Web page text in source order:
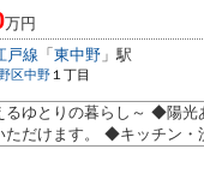
万円
戸線 「 東中野 」駅
区中野 １丁目
るゆとりの暮らし～ ◆陽
ただけます。 ◆キッチン・